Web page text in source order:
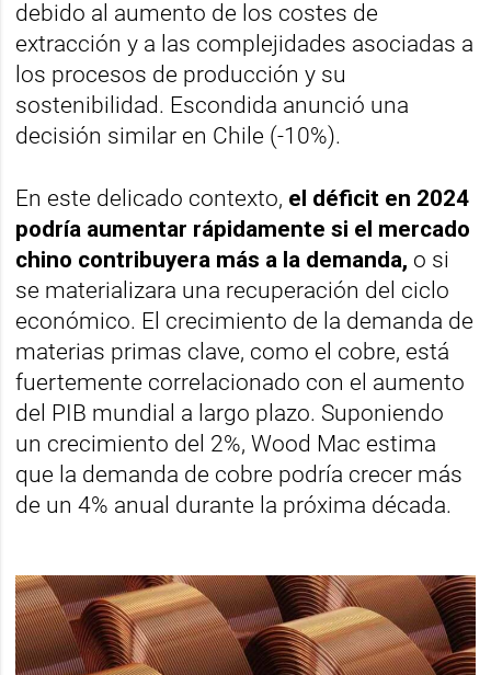
debido al aumento de los costes de
extracción y a las complejidades asociadas a
los procesos de producción y su
sostenibilidad. Escondida anunció una
decisión similar en Chile (-10%).
En este delicado contexto, el déficit en 2024
podría aumentar rápidamente si el mercado
chino contribuyera más a la demanda, o si
se materializara una recuperación del ciclo
económico. El crecimiento de la demanda de
materias primas clave, como el cobre, está
fuertemente correlacionado con el aumento
del PIB mundial a largo plazo. Suponiendo
un crecimiento del 2%, Wood Mac estima
que la demanda de cobre podría crecer más
de un 4% anual durante la próxima década.